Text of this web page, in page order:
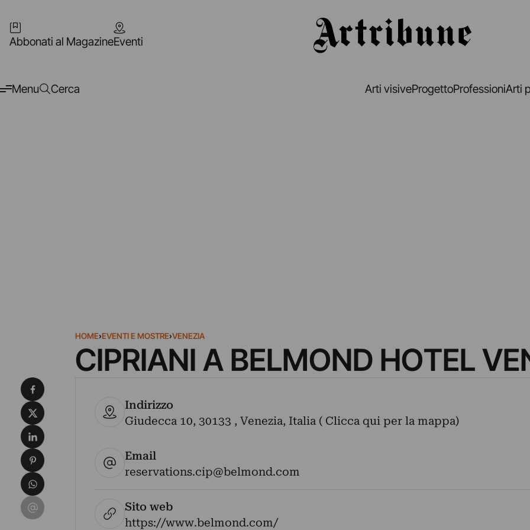
Abbonati al MagazineEventi
Menu Cerca Arti visiveProgettoProfessioniArti
HOME›EVENTI E MOSTRE›VENEZIA
CIPRIANI A BELMOND HOTEL
Indirizzo
Giudecca 10, 30133 , Venezia, Italia ( Clicca qui per la mappa)
Email
reservations.cip@belmond.com
Sito web
https://www.belmond.com/
Condividi su Facebook
Condividi su X
Condividi su LinkedIn
Condividi su Pinterest
Condividi su WhatsApp
Condividi su Email